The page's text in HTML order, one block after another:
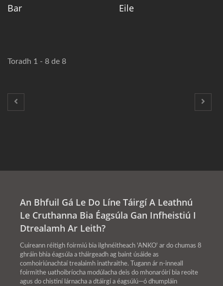
Bar Eile
Toradh 1 - 8 de 8
An Bhfuil Gá Le Do Líne Táirgí A Leathnú
Le Cruthanna Bia Éagsúla Gan Infheistiú I
Dtrealamh Ar Leith?
Cuireann réitigh foirmiú bia ilghnéitheach 'ANKO' ar do chumas 8
ghráin bhia éagsúla a tháirgeadh ag baint úsáide as
comhoiriúnachtaí trealaimh inathraithe. Tugann ár n-inneall
foirmithe uathoibríocha modúlacha deis do mhonaróirí bia reoite
agus do chistiní lárnacha a dtáirgí a éagsúlú—ó dhumpláin